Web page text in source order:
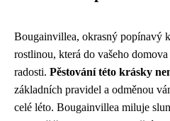
Bougainvillea, okrasný popínavý
rostlinou, která do vašeho
radosti. Pěstování této krásky
základních pravidel a odměnou
celé léto. Bougainvillea miluje